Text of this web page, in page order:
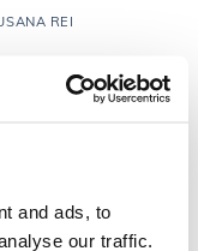
and ads, to
our traffic.
REI
1Comment